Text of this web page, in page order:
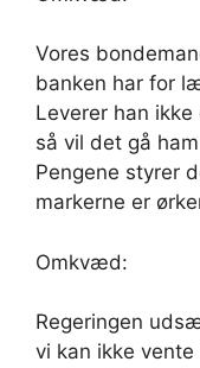
Vores
banken har for
Leverer han
så vil det gå
Pengene styrer
markerne er
Omkvæd:
Regeringen
vi kan ikke